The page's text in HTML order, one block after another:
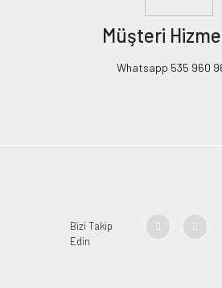
Müşteri
Whatsapp 535 960
Bizi Takip
Edin